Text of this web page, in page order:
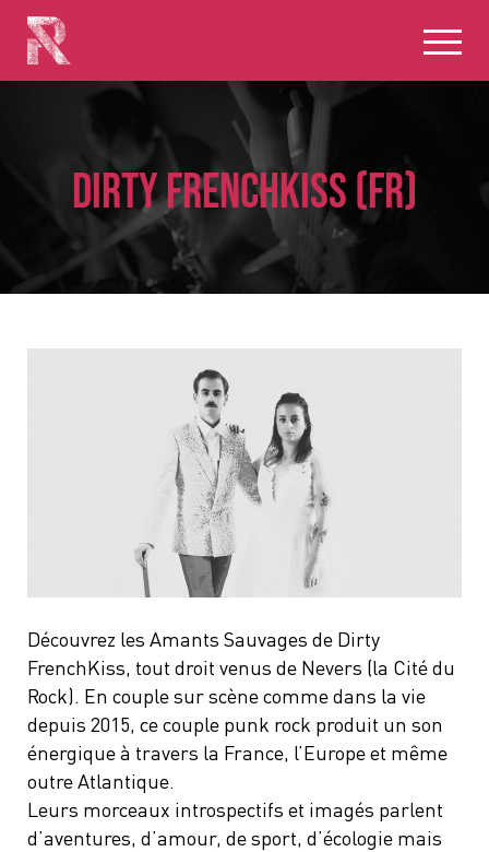
DIRTY FRENCHKISS (FR)
Découvrez les Amants Sauvages de Dirty
FrenchKiss, tout droit venus de Nevers (la Cité du
Rock). En couple sur scène comme dans la vie
depuis 2015, ce couple punk rock produit un son
énergique à travers la France, l’Europe et même
outre Atlantique.
Leurs morceaux introspectifs et imagés parlent
d’aventures, d’amour, de sport, d’écologie mais